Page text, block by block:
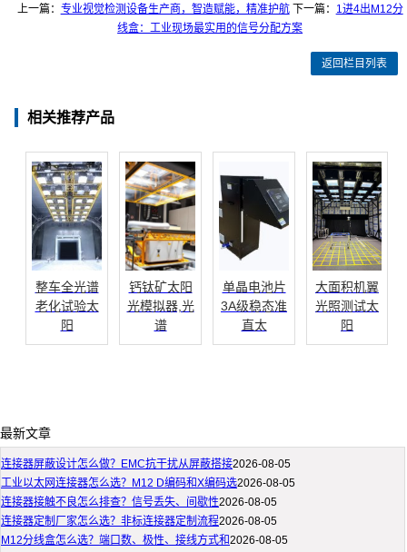
上一篇： 专业视觉检测设备生产商，智造赋能，精准护航下一篇： 1进4出M12分
线盒：工业现场最实用的信号分配方案
返回栏目列表
相关推荐产品
整车全光谱
老化试验太
阳
钙钛矿太阳
光模拟器,光
谱
单晶电池片
3A级稳态准
直太
大面积机翼
光照测试太
阳
最新文章
连接器屏蔽设计怎么做？EMC抗干扰从屏蔽搭接2026-08-05
工业以太网连接器怎么选？M12 D编码和X编码选2026-08-05
连接器接触不良怎么排查？信号丢失、间歇性2026-08-05
连接器定制厂家怎么选？非标连接器定制流程2026-08-05
M12分线盒怎么选？端口数、极性、接线方式和2026-08-05